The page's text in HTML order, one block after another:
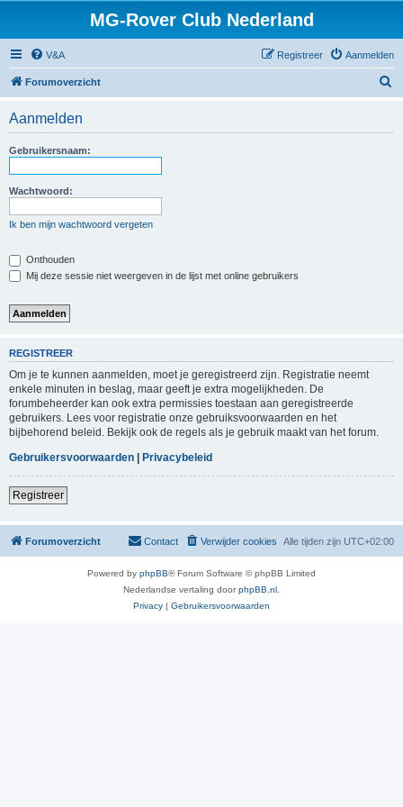
MG-Rover Club Nederland
V&A Aanmelden
Registreer
Forumoverzicht
Aanmelden
Gebruikersnaam:
Wachtwoord:
Ik ben mijn wachtwoord vergeten
Onthouden
Mij deze sessie niet weergeven in de lijst met online gebruikers
REGISTREER
Om je te kunnen aanmelden, moet je geregistreerd zijn. Registratie neemt
enkele minuten in beslag, maar geeft je extra mogelijkheden. De
forumbeheerder kan ook extra permissies toestaan aan geregistreerde
gebruikers. Lees voor registratie onze gebruiksvoorwaarden en het
bijbehorend beleid. Bekijk ook de regels als je gebruik maakt van het forum.
Gebruikersvoorwaarden | Privacybeleid
Registreer
Forumoverzicht Alle tijden zijn UTC+02:00
Verwijder cookies
Contact
Powered by phpBB® Forum Software © phpBB Limited
Nederlandse vertaling doorphpBB.nl
Privacy | Gebruikersvoorwaarden